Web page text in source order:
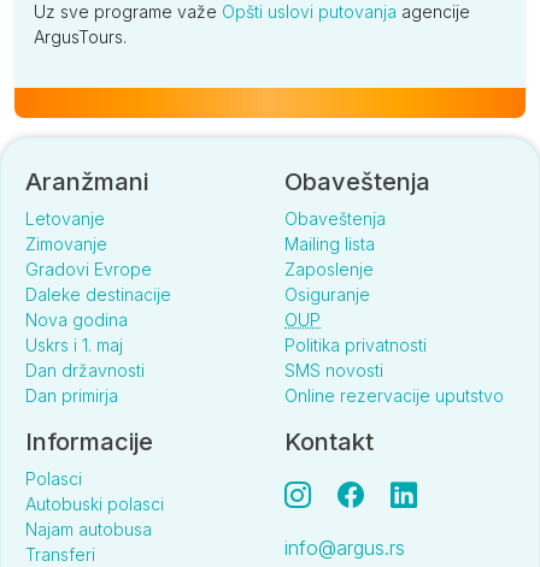
Uz sve programe važe Opšti uslovi putovanja agencije
ArgusTours.
Aranžmani
Letovanje
Zimovanje
Gradovi Evrope
Daleke destinacije
Nova godina
Uskrs i 1. maj
Dan državnosti
Dan primirja
Obaveštenja
Obaveštenja
Mailing lista
Zaposlenje
Osiguranje
OUP
Politika privatnosti
SMS novosti
Online rezervacije uputstvo
Informacije
Polasci
Autobuski polasci
Najam autobusa
Transferi
Kontakt
info@argus.rs